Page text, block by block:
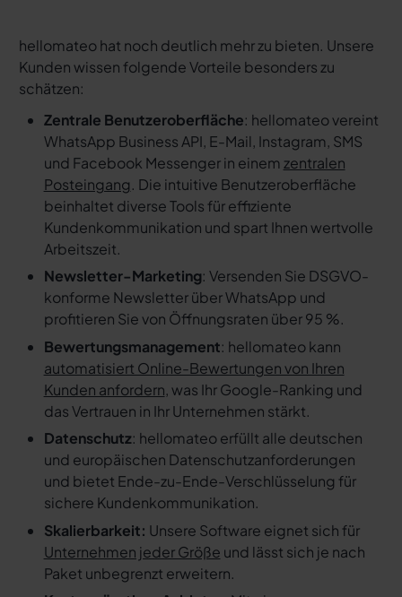
hellomateo hat noch deutlich mehr zu bieten. Unsere
Kunden wissen folgende Vorteile besonders zu
schätzen:
Zentrale Benutzeroberfläche: hellomateo vereint
WhatsApp Business API, E-Mail, Instagram, SMS
und Facebook Messenger in einem zentralen
Posteingang. Die intuitive Benutzeroberfläche
beinhaltet diverse Tools für effiziente
Kundenkommunikation und spart Ihnen wertvolle
Arbeitszeit.
Newsletter-Marketing: Versenden Sie DSGVO-
konforme Newsletter über WhatsApp und
profitieren Sie von Öffnungsraten über 95 %.
Bewertungsmanagement: hellomateo kann
automatisiert Online-Bewertungen von Ihren
Kunden anfordern, was Ihr Google-Ranking und
das Vertrauen in Ihr Unternehmen stärkt.
Datenschutz: hellomateo erfüllt alle deutschen
und europäischen Datenschutzanforderungen
und bietet Ende-zu-Ende-Verschlüsselung für
sichere Kundenkommunikation.
Skalierbarkeit: Unsere Software eignet sich für
Unternehmen jeder Größe und lässt sich je nach
Paket unbegrenzt erweitern.